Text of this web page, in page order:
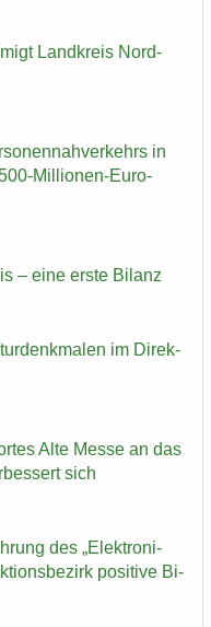
Land­kreis Nord­
in
​Millionen-Euro-
– eine erste Bi­lanz
im Di­rek­
Alte Messe an das
sich
des „Elek­tro­ni­
po­si­ti­ve Bi­